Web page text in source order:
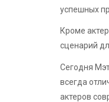
успешных
Кроме
сценарий
Сегодня
всегда
актеров